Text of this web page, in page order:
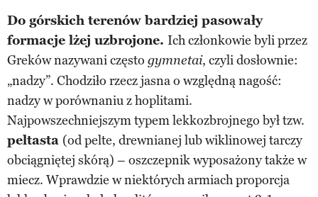
Do górskich terenów bardziej pasowały
formacje lżej uzbrojone. Ich członkowie byli przez
Greków nazywani często gymnetai, czyli dosłownie:
„nadzy”. Chodziło rzecz jasna o względną nagość:
nadzy w porównaniu z hoplitami.
Najpowszechniejszym typem lekkozbrojnego był tzw.
peltasta (od pelte, drewnianej lub wiklinowej tarczy
obciągniętej skórą) – oszczepnik wyposażony także w
miecz. Wprawdzie w niektórych armiach proporcja